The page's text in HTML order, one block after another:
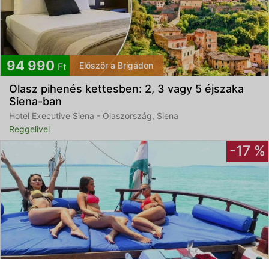
94 990 Ft Először a Brigádon
Olasz pihenés kettesben: 2, 3 vagy 5 éjszaka
Siena-ban
Hotel Executive Siena - Olaszország, Siena
Reggelivel
-17 %